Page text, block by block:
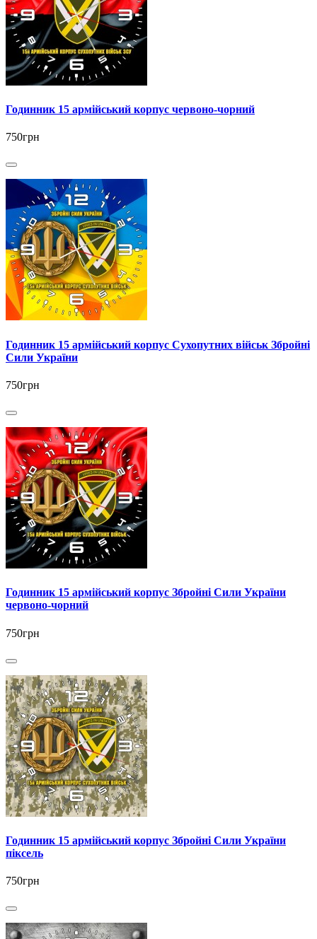
Годинник 15 армійський корпус червоно-чорний
750грн
Годинник 15 армійський корпус Сухопутних військ Збройні
Сили України
750грн
Годинник 15 армійський корпус Збройні Сили України
червоно-чорний
750грн
Годинник 15 армійський корпус Збройні Сили України
піксель
750грн